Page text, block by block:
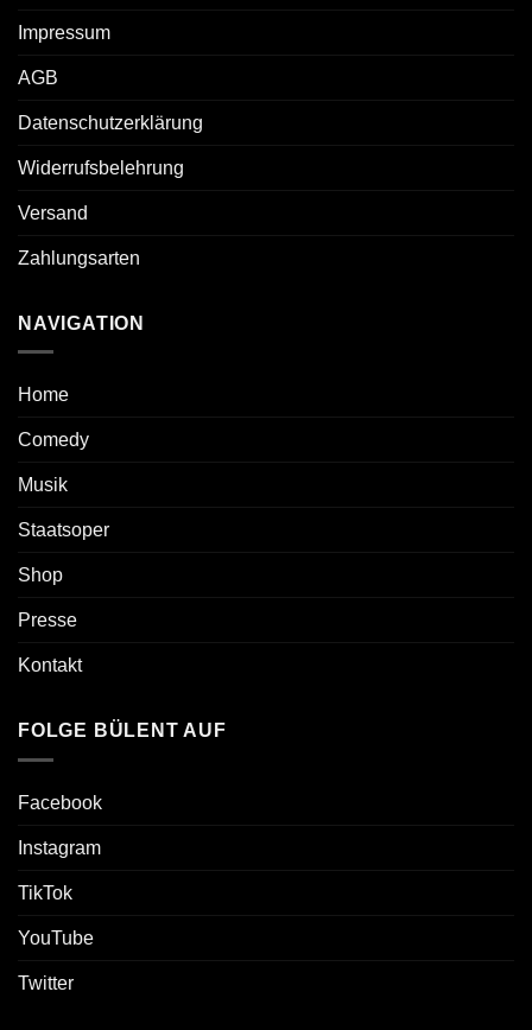
Impressum
AGB
Datenschutzerklärung
Widerrufsbelehrung
Versand
Zahlungsarten
NAVIGATION
Home
Comedy
Musik
Staatsoper
Shop
Presse
Kontakt
FOLGE BÜLENT AUF
Facebook
Instagram
TikTok
YouTube
Twitter